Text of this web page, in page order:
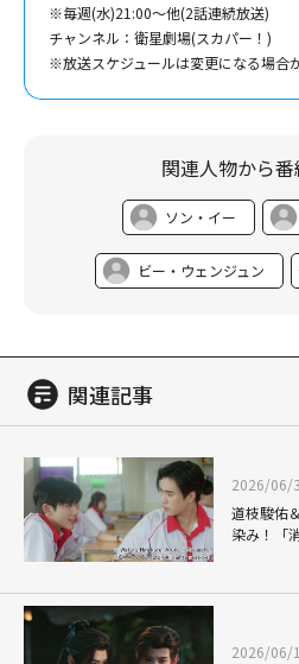
(C)BEIJING IQIYI SCIENCE & TECHNOLOGY CO.,
※毎週(水)21:00～他(2話連続放送)
チャンネル：衛星劇場(スカパー！)
※放送スケジュールは変更になる場合
関連人物から
ソン・イー
ビー・ウェンジュン
関連記事
2026/06/
道枝駿佑
染み！「
瞬間"
2026/06/